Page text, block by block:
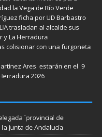
la Vega de Río Verde
ficha por UD Barbastro
trasladan al alcalde sus
y La Herradura
colisionar con una furgoneta
Ares estarán en el 9
2026
`provincial de
Junta de Andalucía